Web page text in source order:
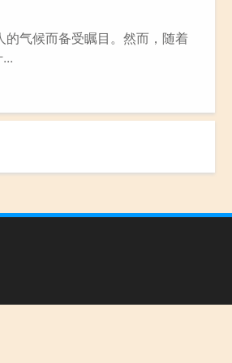
气候而备受瞩目。然而，随着